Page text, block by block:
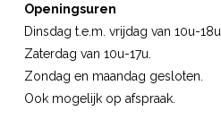
Openingsuren
Dinsdag t.e.m. vrijdag van 10u-18u.
Zaterdag van 10u-17u.
Zondag en maandag gesloten.
Ook mogelijk op afspraak.